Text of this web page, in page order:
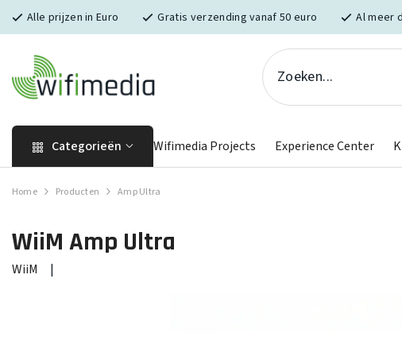
Alle prijzen in Euro Gratis verzending vanaf 50 euro Al meer
Categorieën Wifimedia Projects Experience Center
Home Producten Amp Ultra
WiiM Amp Ultra
WiiM |